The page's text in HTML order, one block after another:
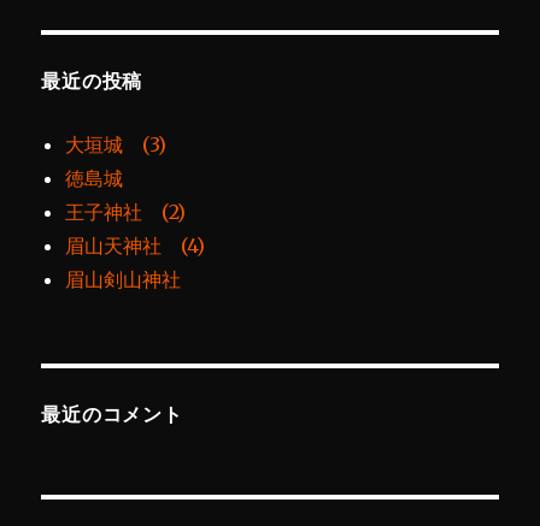
最近の投稿
大垣城 (3)
徳島城
王子神社 (2)
眉山天神社 (4)
眉山剣山神社
最近のコメント